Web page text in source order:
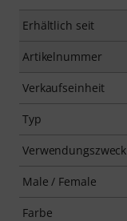
Erhältlich seit
Artikelnummer
Verkaufseinheit
Typ
Verwendungszweck
Male / Female
Farbe